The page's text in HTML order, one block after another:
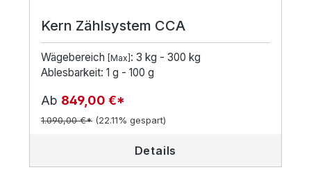
Kern Zählsystem CCA
Wägebereich [Max] : 3 kg - 300 kg
Ablesbarkeit: 1 g - 100 g
Ab 849,00 €*
1.090,00 €* (22.11% gespart)
Details